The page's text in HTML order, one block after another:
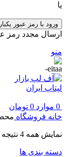
یا
ورود با رمز عبور
ارسال مجدد رمز
منو
0 موارد 0 تومان
خانه فروشگاه
نمایش همه 4 نتیجه
دسته بندی ها